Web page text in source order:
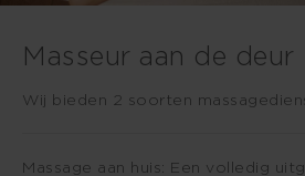
Masseur aan de deur
Wij bieden 2 soorten
Massage aan huis: Een volledig